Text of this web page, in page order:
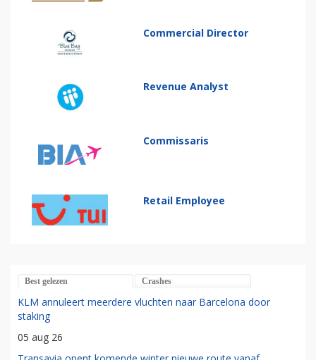
Commercial Director
Revenue Analyst
Commissaris
Retail Employee
Best gelezen Crashes
KLM annuleert meerdere vluchten naar Barcelona door
staking
05 aug 26